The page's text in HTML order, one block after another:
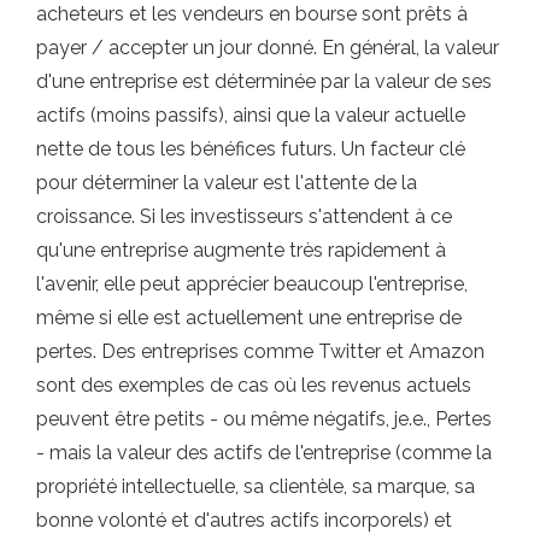
acheteurs et les vendeurs en bourse sont prêts à
payer / accepter un jour donné. En général, la valeur
d'une entreprise est déterminée par la valeur de ses
actifs (moins passifs), ainsi que la valeur actuelle
nette de tous les bénéfices futurs. Un facteur clé
pour déterminer la valeur est l'attente de la
croissance. Si les investisseurs s'attendent à ce
qu'une entreprise augmente très rapidement à
l'avenir, elle peut apprécier beaucoup l'entreprise,
même si elle est actuellement une entreprise de
pertes. Des entreprises comme Twitter et Amazon
sont des exemples de cas où les revenus actuels
peuvent être petits - ou même négatifs, je.e., Pertes
- mais la valeur des actifs de l'entreprise (comme la
propriété intellectuelle, sa clientèle, sa marque, sa
bonne volonté et d'autres actifs incorporels) et